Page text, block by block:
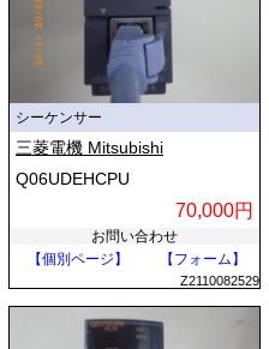
シーケンサー
三菱電機 Mitsubishi
Q06UDEHCPU
70,000円
お問い合わせ
【個別ページ】
【フォーム】
Z2110082529